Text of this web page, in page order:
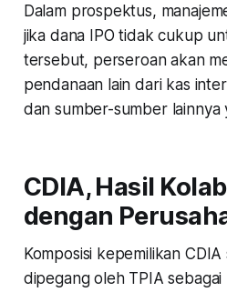
Dalam prospektus,
jika dana IPO tidak cukup
tersebut, perseroan akan
pendanaan lain dari kas
dan sumber-sumber lainnya
CDIA, Hasil
dengan
Komposisi kepemilikan
dipegang oleh TPIA